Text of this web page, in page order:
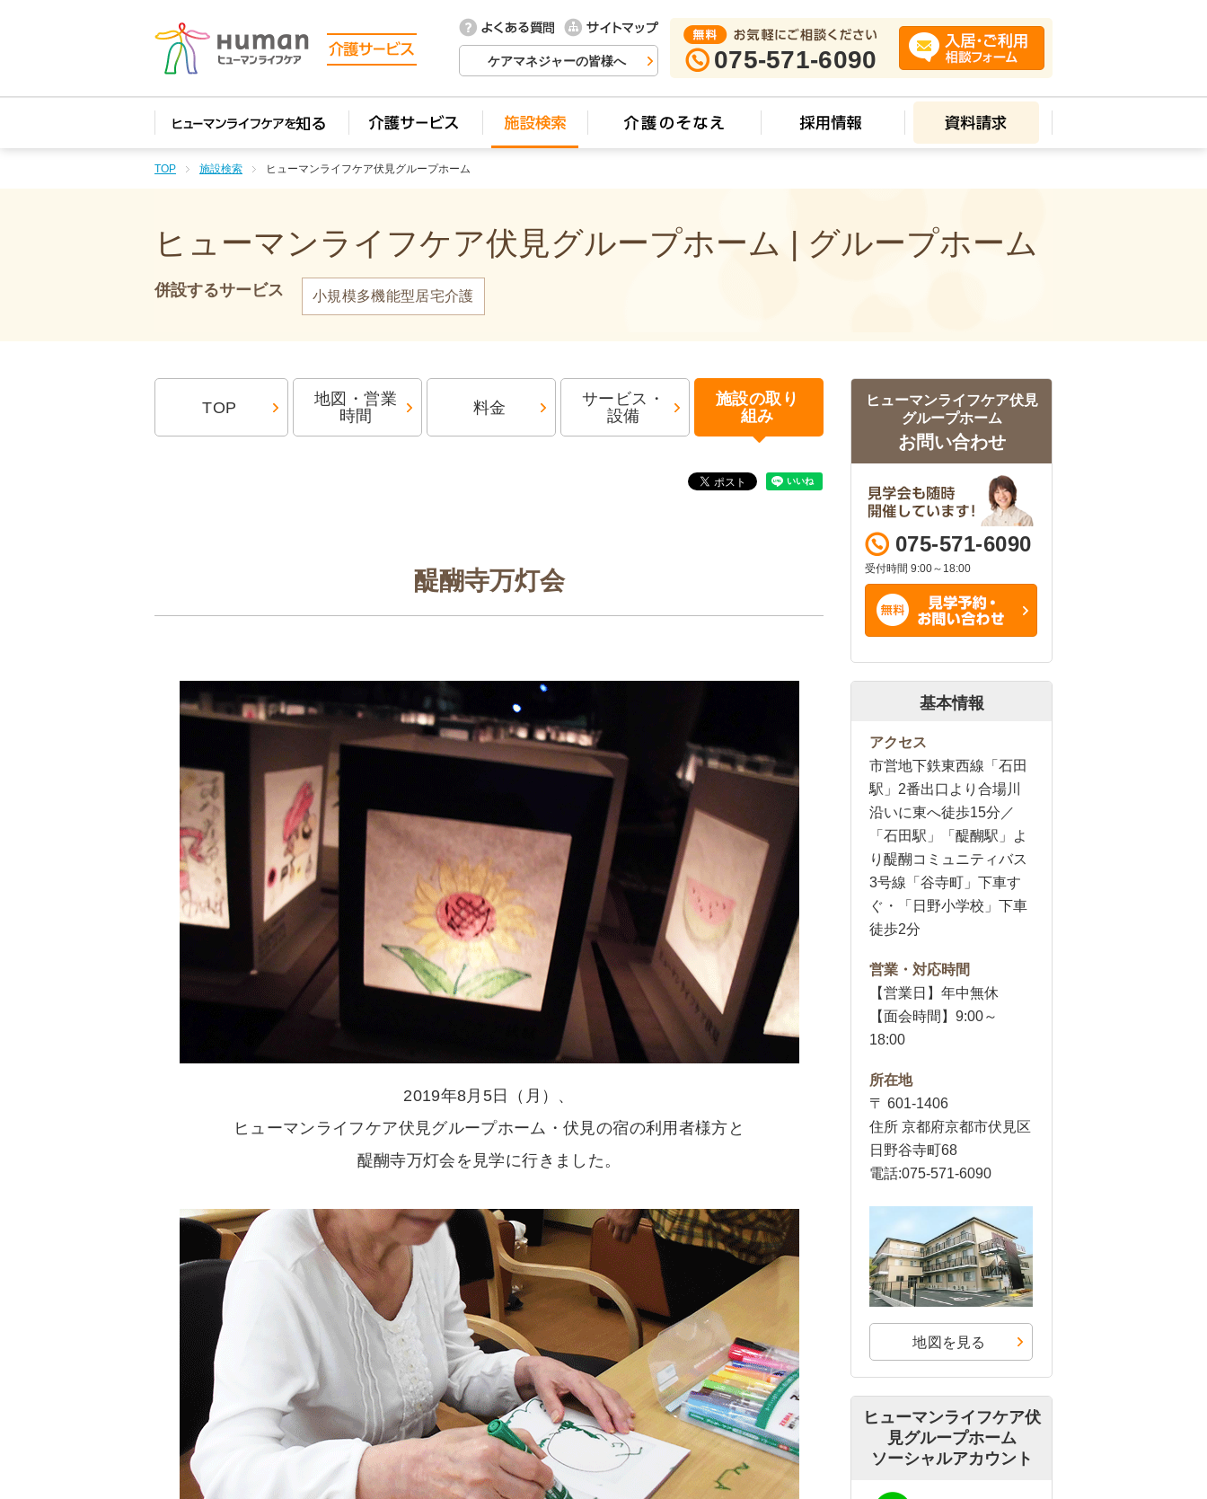
ケアマネジャーの皆様へ 075-571-6090
TOP 施設検索 ヒューマンライフケア伏見グループホーム
ヒューマンライフケア伏見グループホーム | グループホーム
併設するサービス 小規模多機能型居宅介護
TOP
地図・営業
時間
料金
サービス・
設備
施設の取り
組み
醍醐寺万灯会
2019年8月5日（月）、
ヒューマンライフケア伏見グループホーム・伏見の宿の利用者様方と
醍醐寺万灯会を見学に行きました。
ヒューマンライフケア伏見
グループホーム
お問い合わせ
075-571-6090
受付時間 9:00～18:00
基本情報
アクセス
市営地下鉄東西線「石田
駅」2番出口より合場川
沿いに東へ徒歩15分／
「石田駅」「醍醐駅」よ
り醍醐コミュニティバス
3号線「谷寺町」下車す
ぐ・「日野小学校」下車
徒歩2分
営業・対応時間
【営業日】年中無休
【面会時間】9:00～
18:00
所在地
〒 601-1406
住所 京都府京都市伏見区
日野谷寺町68
電話:075-571-6090
地図を見る
ヒューマンライフケア伏
見グループホーム
ソーシャルアカウント